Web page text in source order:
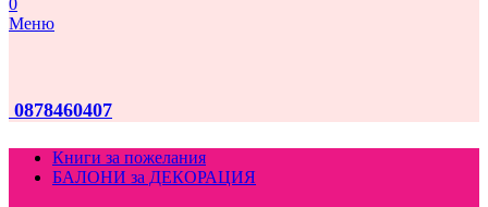
0
Меню
0878460407
Книги за пожелания
БАЛОНИ за ДЕКОРАЦИЯ